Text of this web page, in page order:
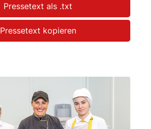
Pressetext als .txt
Pressetext kopieren